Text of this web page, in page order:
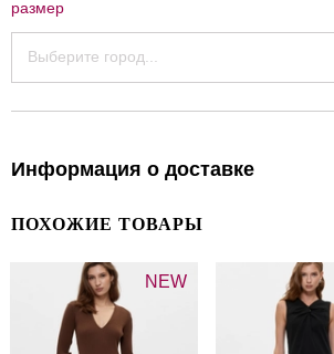
размер
Выберите город...
Информация о доставке
ПОХОЖИЕ ТОВАРЫ
NEW